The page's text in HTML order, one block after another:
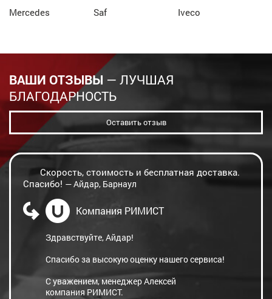
Mercedes
Saf Iveco
ВАШИ ОТЗЫВЫ — ЛУЧШАЯ
БЛАГОДАРНОСТЬ
Оставить отзыв
Скорость, стоимость и бесплатная доставка.
Спасибо! — Айдар, Барнаул
Компания РИМИСТ
Здравствуйте, Айдар!
Спасибо за высокую оценку нашего сервиса!
С уважением, менеджер Алексей
компания РИМИСТ.